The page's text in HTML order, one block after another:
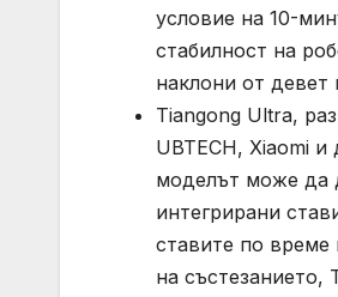
условие на 10-
стабилност на
наклони от девет
Tiangong Ultra,
UBTECH, Xiaomi
моделът може да
интегрирани
ставите по време
на състезанието,